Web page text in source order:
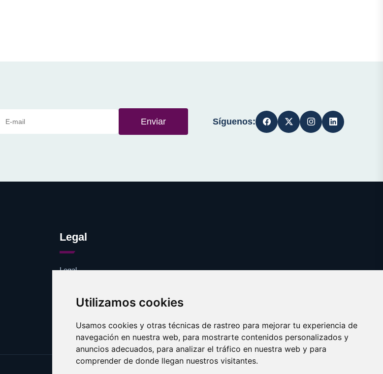
Utilizamos cookies
Usamos cookies y otras técnicas de rastreo para mejorar tu experiencia de
navegación en nuestra web, para mostrarte contenidos personalizados y
anuncios adecuados, para analizar el tráfico en nuestra web y para
comprender de donde llegan nuestros visitantes.
Enviar Síguenos:
Legal
Legal
Contacto